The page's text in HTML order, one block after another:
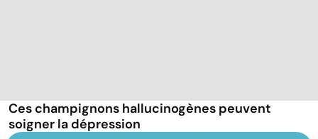
Ces champignons hallucinogènes peuvent
soigner la dépression